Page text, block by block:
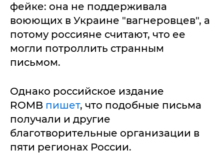
фейке: она не поддерживала
воюющих в Украине "вагнеровцев", а
потому россияне считают, что ее
могли потроллить странным
письмом.
Однако российское издание
ROMB пишет, что подобные письма
получали и другие
благотворительные организации в
пяти регионах России.